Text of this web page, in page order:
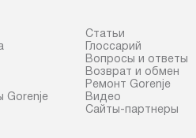
Gorenje
Cтатьи
Глоссарий
Вопросы и ответы
Возврат и обмен
Ремонт Gorenje
Видео
Сайты-партнеры